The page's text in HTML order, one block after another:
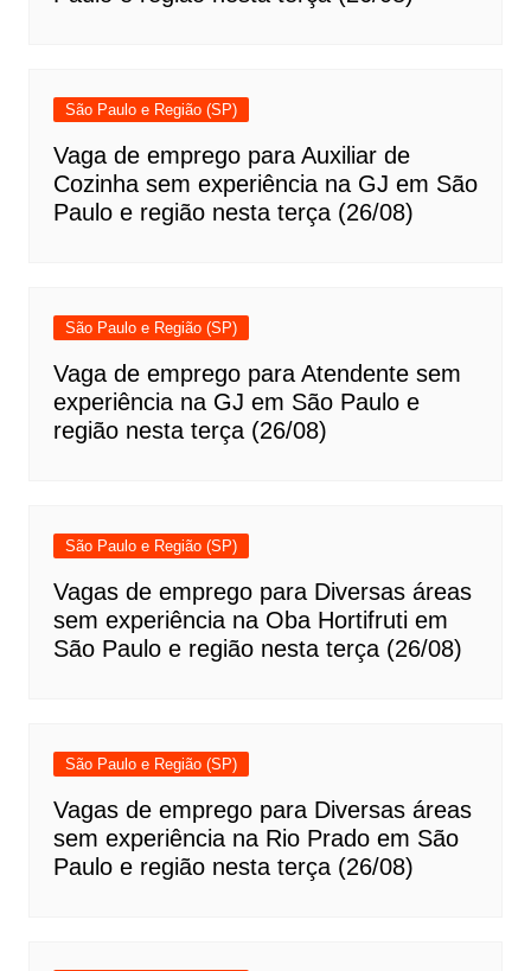
São Paulo e Região (SP)
Vaga de emprego para Auxiliar de
Cozinha sem experiência na GJ em São
Paulo e região nesta terça (26/08)
São Paulo e Região (SP)
Vaga de emprego para Atendente sem
experiência na GJ em São Paulo e
região nesta terça (26/08)
São Paulo e Região (SP)
Vagas de emprego para Diversas áreas
sem experiência na Oba Hortifruti em
São Paulo e região nesta terça (26/08)
São Paulo e Região (SP)
Vagas de emprego para Diversas áreas
sem experiência na Rio Prado em São
Paulo e região nesta terça (26/08)